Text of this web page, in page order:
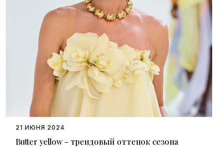
Butter yellow – трендовый оттенок сезона
21 ИЮНЯ 2024